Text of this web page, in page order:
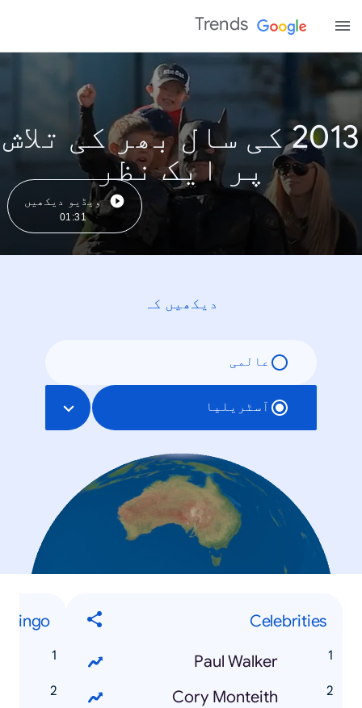
Trends
2013 کی سال بھر کی تلاش
پر ایک نظر
ویڈیو دیکھیں
01:31
دیکھیں کہ
عالمی
آسٹریلیا
Celebrities
Paul Walker
Cory Monteith
Lingo